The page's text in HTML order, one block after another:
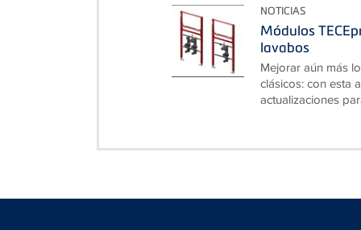
NOTICIAS
Módulos
lavabos
Mejorar aún más
clásicos: con esta
actualizaciones